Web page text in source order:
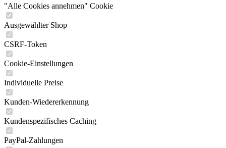
"Alle Cookies annehmen" Cookie
Ausgewählter Shop
CSRF-Token
Cookie-Einstellungen
Individuelle Preise
Kunden-Wiedererkennung
Kundenspezifisches Caching
PayPal-Zahlungen